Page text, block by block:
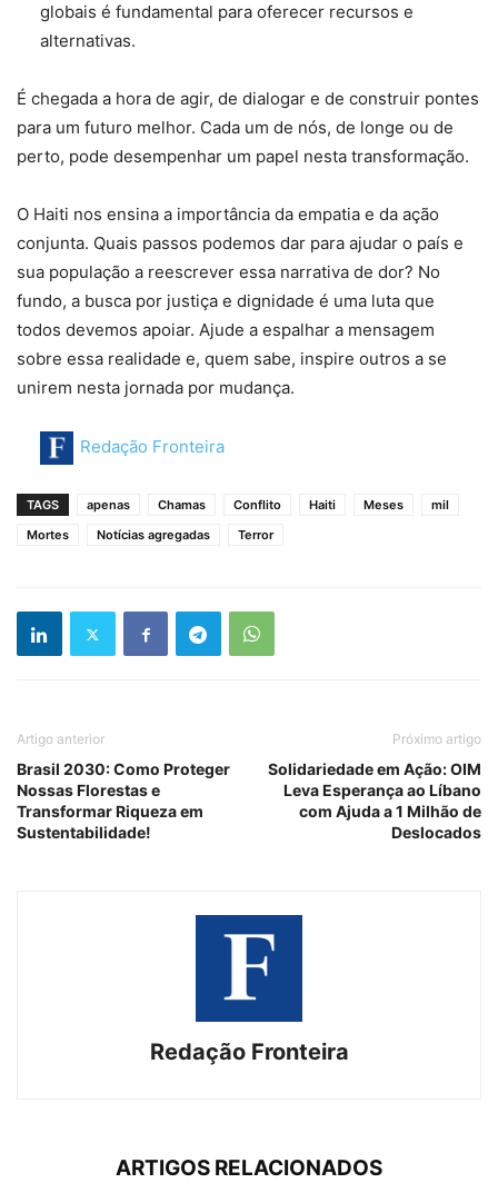
globais é fundamental para oferecer recursos e
alternativas.
É chegada a hora de agir, de dialogar e de construir pontes
para um futuro melhor. Cada um de nós, de longe ou de
perto, pode desempenhar um papel nesta transformação.
O Haiti nos ensina a importância da empatia e da ação
conjunta. Quais passos podemos dar para ajudar o país e
sua população a reescrever essa narrativa de dor? No
fundo, a busca por justiça e dignidade é uma luta que
todos devemos apoiar. Ajude a espalhar a mensagem
sobre essa realidade e, quem sabe, inspire outros a se
unirem nesta jornada por mudança.
Redação Fronteira
TAGS apenas Chamas Conflito Haiti Meses
mil
Mortes
Notícias agregadas Terror
Artigo anterior
Brasil 2030: Como Proteger
Nossas Florestas e
Transformar Riqueza em
Sustentabilidade!
Próximo artigo
Solidariedade em Ação: OIM
Leva Esperança ao Líbano
com Ajuda a 1 Milhão de
Deslocados
Redação Fronteira
ARTIGOS RELACIONADOS